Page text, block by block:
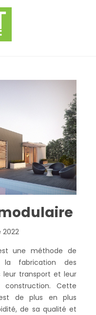
une méthode de
la fabrication des
leur transport et leur
Cette
de plus en plus
de sa qualité et